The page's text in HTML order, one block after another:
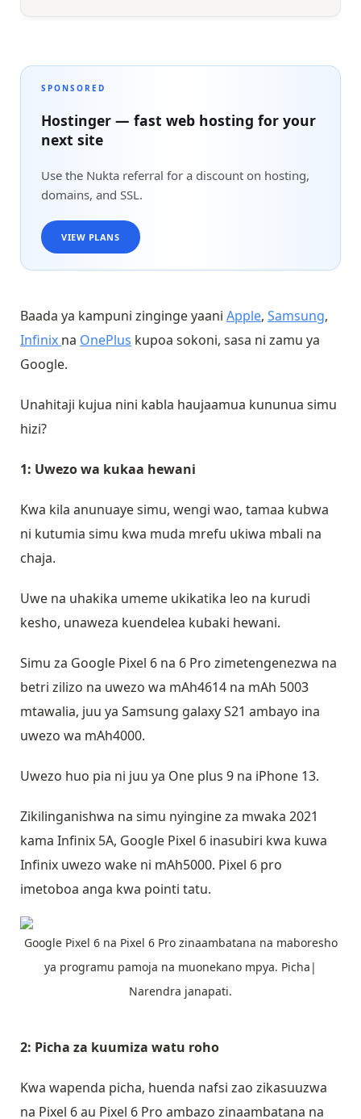
SPONSORED
Hostinger — fast web hosting for your
next site
Use the Nukta referral for a discount on hosting,
domains, and SSL.
VIEW PLANS
Baada ya kampuni zinginge yaani Apple, Samsung,
Infinix na OnePlus kupoa sokoni, sasa ni zamu ya
Google.
Unahitaji kujua nini kabla haujaamua kununua simu
hizi?
1: Uwezo wa kukaa hewani
Kwa kila anunuaye simu, wengi wao, tamaa kubwa
ni kutumia simu kwa muda mrefu ukiwa mbali na
chaja.
Uwe na uhakika umeme ukikatika leo na kurudi
kesho, unaweza kuendelea kubaki hewani.
Simu za Google Pixel 6 na 6 Pro zimetengenezwa na
betri zilizo na uwezo wa mAh4614 na mAh 5003
mtawalia, juu ya Samsung galaxy S21 ambayo ina
uwezo wa mAh4000.
Uwezo huo pia ni juu ya One plus 9 na iPhone 13.
Zikilinganishwa na simu nyingine za mwaka 2021
kama Infinix 5A, Google Pixel 6 inasubiri kwa kuwa
Infinix uwezo wake ni mAh5000. Pixel 6 pro
imetoboa anga kwa pointi tatu.
Google Pixel 6 na Pixel 6 Pro zinaambatana na maboresho
ya programu pamoja na muonekano mpya. Picha|
Narendra janapati.
2: Picha za kuumiza watu roho
Kwa wapenda picha, huenda nafsi zao zikasuuzwa
na Pixel 6 au Pixel 6 Pro ambazo zinaambatana na